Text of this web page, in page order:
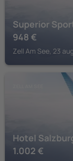
Superior
948 €
Zell Am See, 23
Hotel
1.002 €